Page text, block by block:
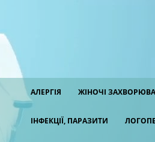
АЛЕРГІЯ ЖІНОЧІ
ІНФЕКЦІЇ, ПАРАЗИТИ